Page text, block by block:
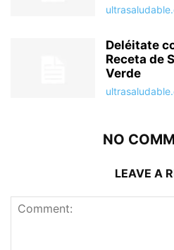
Deléitate
Receta de
Verde
NO
LEAVE A